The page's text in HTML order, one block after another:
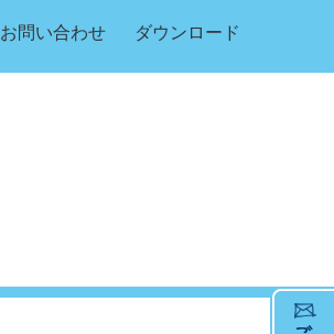
お問い合わせ ダウンロード